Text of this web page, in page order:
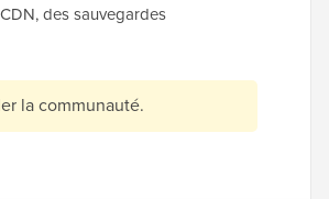
des sauvegardes
la communauté.